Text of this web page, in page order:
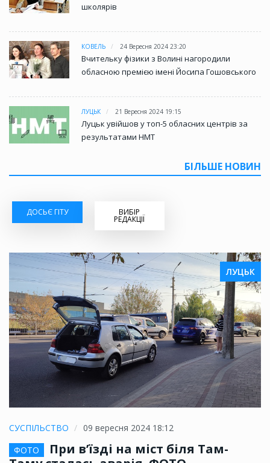
школярів
КОВЕЛЬ 24 Вересня 2024 23:20
Вчительку фізики з Волині нагородили
обласною премією імені Йосипа Гошовського
ЛУЦЬК 21 Вересня 2024 19:15
Луцьк увійшов у топ-5 обласних центрів за
результатами НМТ
БІЛЬШЕ НОВИН
ДОСЬЄ ГІТУ ВИБІР
РЕДАКЦІЇ
ЛУЦЬК
СУСПІЛЬСТВО
09 вересня 2024 18:12
ФОТО
При в’їзді на міст біля Там-